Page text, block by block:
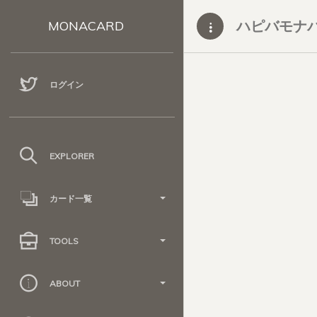
MONACARD
ログイン
EXPLORER
カード一覧
TOOLS
ABOUT
ハピバモナ